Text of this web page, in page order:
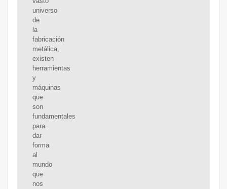
universo
de
la
fabricación
metálica,
existen
herramientas
y
máquinas
que
son
fundamentales
para
dar
forma
al
mundo
que
nos